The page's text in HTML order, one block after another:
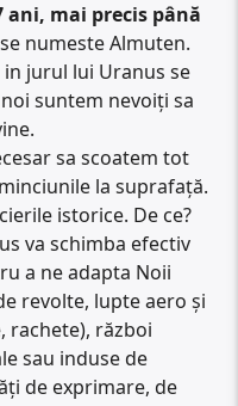
mai precis până
numeste Almuten.
jurul lui Uranus se
suntem nevoiți sa
sa scoatem tot
la suprafață.
istorice. De ce?
va schimba efectiv
a ne adapta Noii
revolte, lupte aero și
rachete), război
sau induse de
de exprimare, de